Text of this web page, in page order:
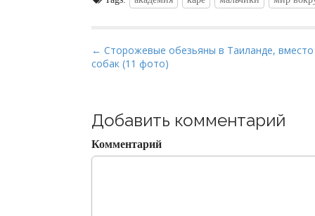
P
o
n
a
v
← Сторожевые обезьяны в Таиланде, вместо
собак (11 фото)
Добавить комментарий
Комментарий